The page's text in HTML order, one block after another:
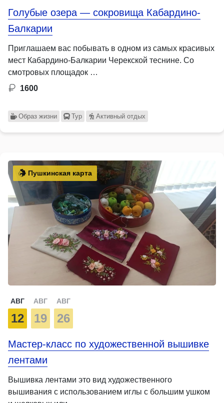
Голубые озера — сокровища Кабардино-
Балкарии
Приглашаем вас побывать в одном из самых красивых
мест Кабардино-Балкарии Черекской теснине. Со
смотровых площадок …
1600
Образ жизни Тур Активный отдых
Пушкинская карта
АВГ
12
АВГ
19
АВГ
26
Мастер-класс по художественной вышивке
лентами
Вышивка лентами это вид художественного
вышивания с использованием иглы с большим ушком